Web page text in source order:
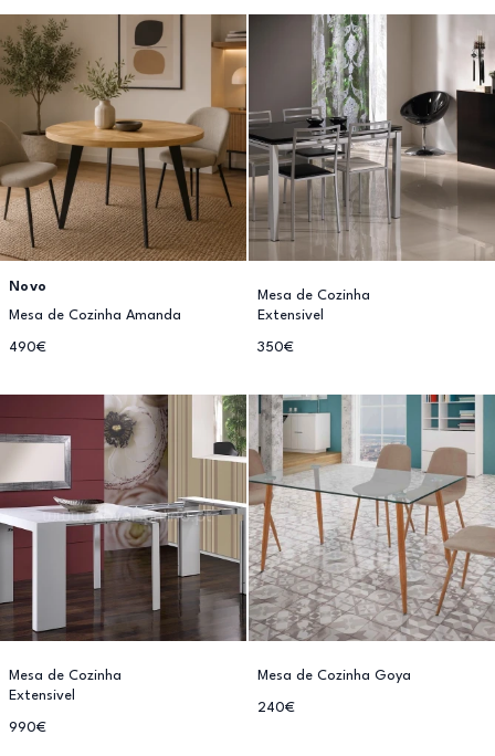
Novo
Mesa de Cozinha Amanda
490€
Mesa de Cozinha
Extensivel
350€
Mesa de Cozinha
Extensivel
990€
Mesa de Cozinha Goya
240€